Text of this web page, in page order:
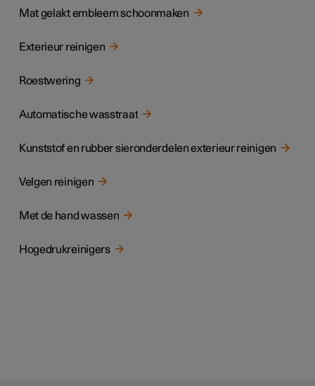
Mat gelakt embleem schoonmaken
Exterieur reinigen
Roestwering
Automatische wasstraat
Kunststof en rubber sieronderdelen exterieur reinigen
Velgen reinigen
Met de hand wassen
Hogedrukreinigers